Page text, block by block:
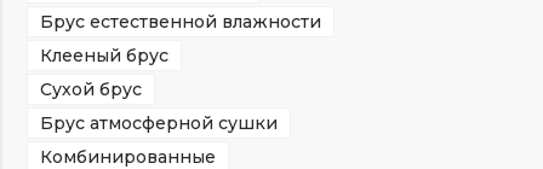
Брус естественной влажности
Клееный брус
Сухой брус
Брус атмосферной сушки
Комбинированные